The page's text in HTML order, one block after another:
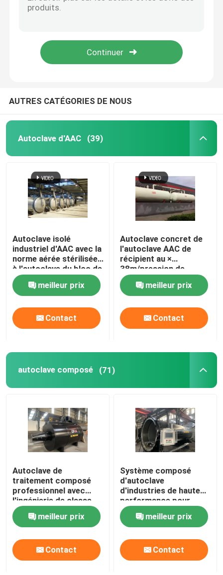
Autoclave de vulcanisation
Autoclave concret
Bois Autoclave
Produits de fibre de carbone
Pièces composées de carbone
Récipients à pression chimiques
Échangeur de chaleur chimique
Colonne chimique
AUTRES CATÉGORIES DE NOUS
Autoclave d'AAC (39)
Autoclave isolé
industriel d'AAC avec la
norme aérée stérilisée
à l'autoclave du bloc de
béton ASME
meilleur prix
Contact
Autoclave concret de
l'autoclave AAC de
récipient au ×
38m/pression de
l'autoclave Φ2.68 de la
brique de vapeur de
large échelle/AAC
meilleur prix
Contact
autoclave composé (71)
Autoclave de
traitement composé
professionnel avec
l'ingénierie de classe
du monde et la
conception de système
unique
meilleur prix
Contact
Système composé
d'autoclave
d'industries de haute
performance pour
matériaux
aérospatiaux/militaires
meilleur prix
Contact